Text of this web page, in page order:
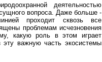
деятельностью
вопроса. Даже больше -
проходит сквозь все
проблемам исчезновения
какую роль в этом играет
важную часть экосистемы